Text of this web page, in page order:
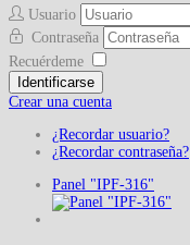
Usuario
Contraseña
Recuérdeme
Identificarse
Crear una cuenta
¿Recordar usuario?
¿Recordar contraseña?
Panel "IPF-316"